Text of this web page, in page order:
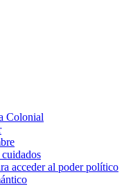
Colonial
acceder al poder político